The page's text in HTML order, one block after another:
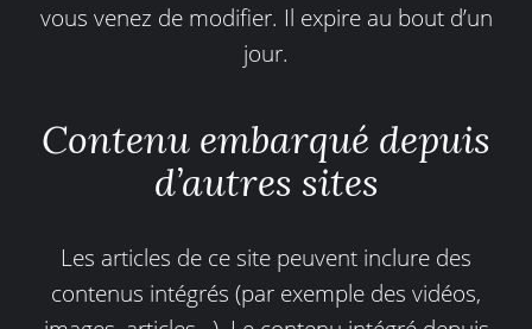
vous venez de modifier. Il expire au bout d’un
jour.
Contenu embarqué depuis
d’autres sites
Les articles de ce site peuvent inclure des
contenus intégrés (par exemple des vidéos,